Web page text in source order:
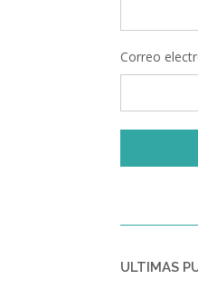
Correo
ULTIMAS